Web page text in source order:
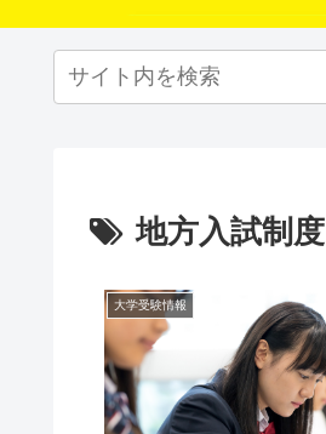
地方入試制度
大学受験情報